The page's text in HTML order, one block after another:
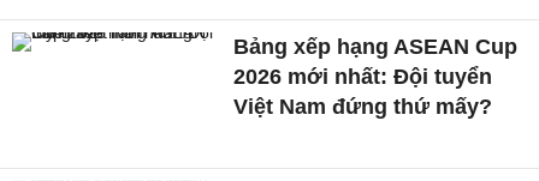
Bảng xếp hạng ASEAN Cup
2026 mới nhất: Đội tuyển
Việt Nam đứng thứ mấy?